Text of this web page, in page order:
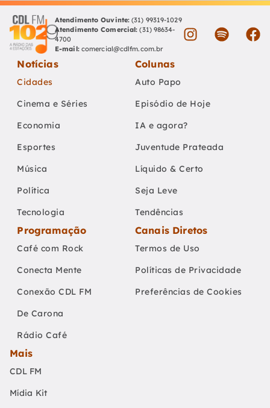
Atendimento Ouvinte: (31) 99319-1029
Atendimento Comercial: (31) 98634-
4700
E-mail: comercial@cdlfm.com.br
Notícias
Cidades
Cinema e Séries
Economia
Esportes
Música
Política
Tecnologia
Colunas
Auto Papo
Episódio de Hoje
IA e agora?
Juventude Prateada
Líquido & Certo
Seja Leve
Tendências
Programação
Café com Rock
Conecta Mente
Conexão CDL FM
De Carona
Rádio Café
Canais Diretos
Termos de Uso
Políticas de Privacidade
Preferências de Cookies
Mais
CDL FM
Mídia Kit